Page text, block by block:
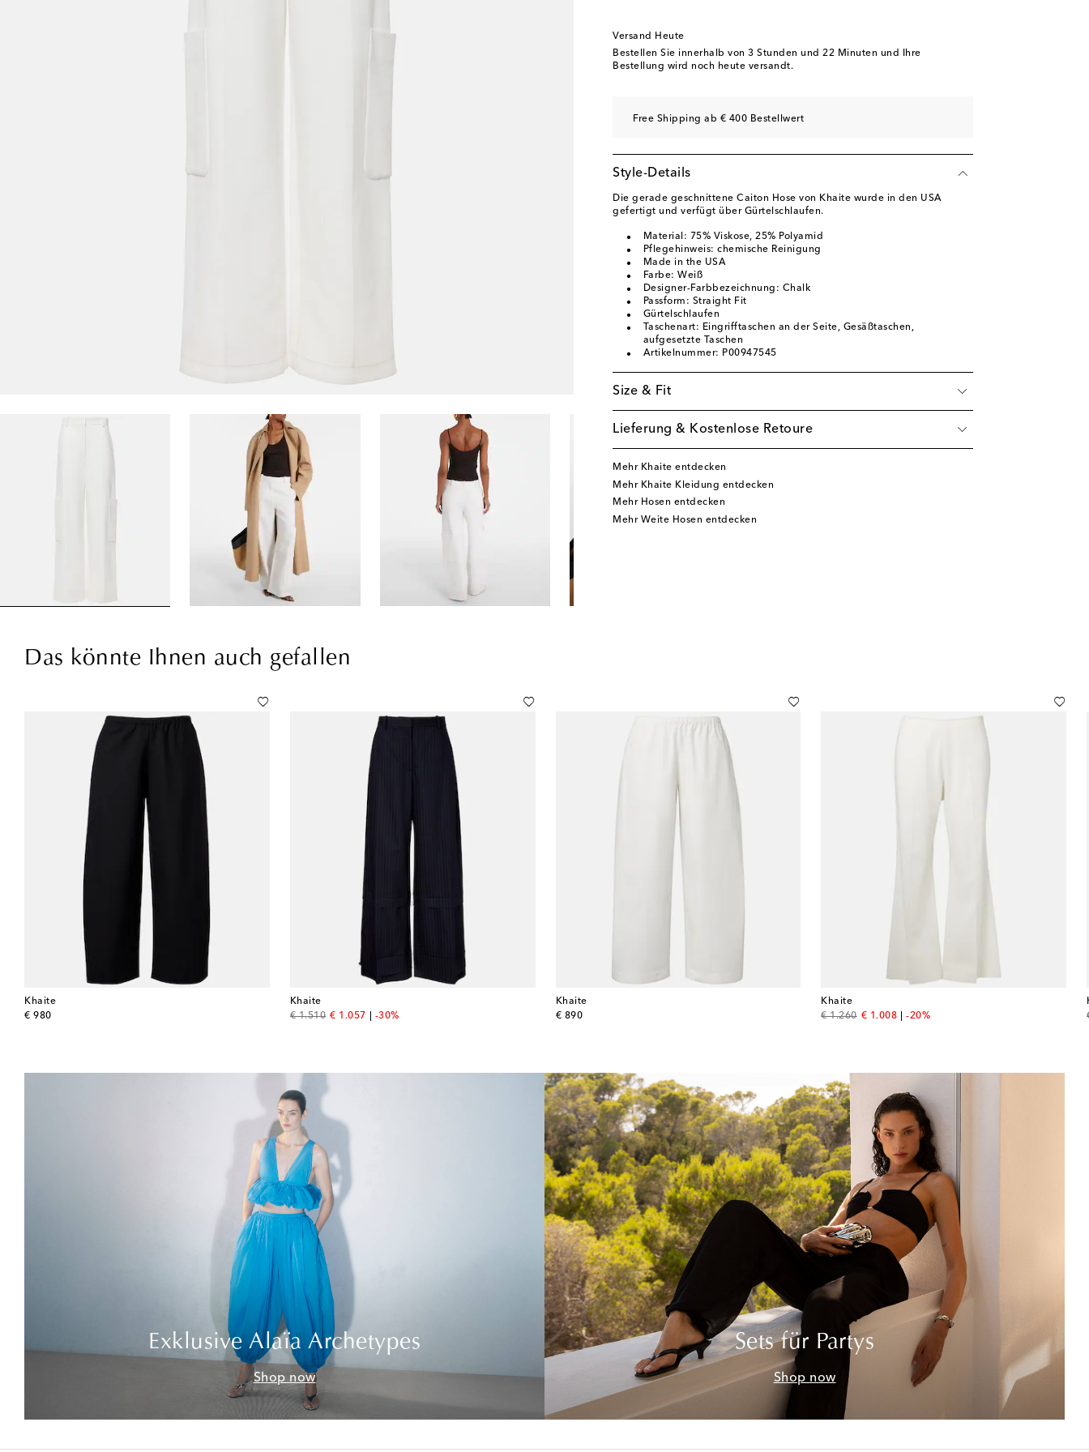
Versand Heute
Bestellen Sie innerhalb von 3 Stunden und 22 Minuten und Ihre
Bestellung wird noch heute versandt.
Free Shipping ab € 400 Bestellwert
Style-Details
Die gerade geschnittene Caiton Hose von Khaite wurde in den USA
gefertigt und verfügt über Gürtelschlaufen.
Material: 75% Viskose, 25% Polyamid
Pflegehinweis: chemische Reinigung
Made in the USA
Farbe: Weiß
Designer-Farbbezeichnung: Chalk
Passform: Straight Fit
Gürtelschlaufen
Taschenart: Eingrifftaschen an der Seite, Gesäßtaschen,
aufgesetzte Taschen
Artikelnummer: P00947545
Size & Fit
Lieferung & Kostenlose Retoure
Mehr Khaite entdecken
Mehr Khaite Kleidung entdecken
Mehr Hosen entdecken
Mehr Weite Hosen entdecken
Das könnte Ihnen auch gefallen
Khaite
€ 980
original price
Khaite
€ 1.510
original price
€ 1.057
discount price
-30%
Khaite
€ 890
original price
Khaite
€ 1.260
original price
€ 1.008
discount price
-20%
Exklusive Alaïa Archetypes
Shop now
Sets für Partys
Shop now